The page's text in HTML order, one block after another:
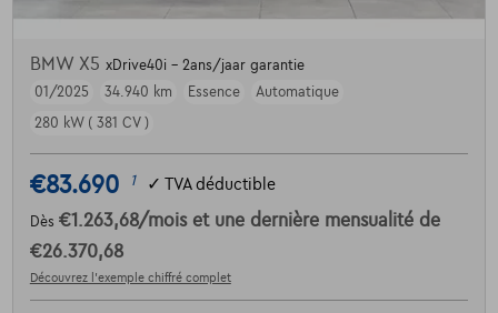
BMW X5 xDrive40i - 2ans/jaar garantie
01/2025
34.940 km Essence
Automatique
280 kW ( 381 CV )
€83.690 1 ✓ TVA déductible
Dès €1.263,68/mois et une dernière mensualité de
€26.370,68
Découvrez l’exemple chiffré complet